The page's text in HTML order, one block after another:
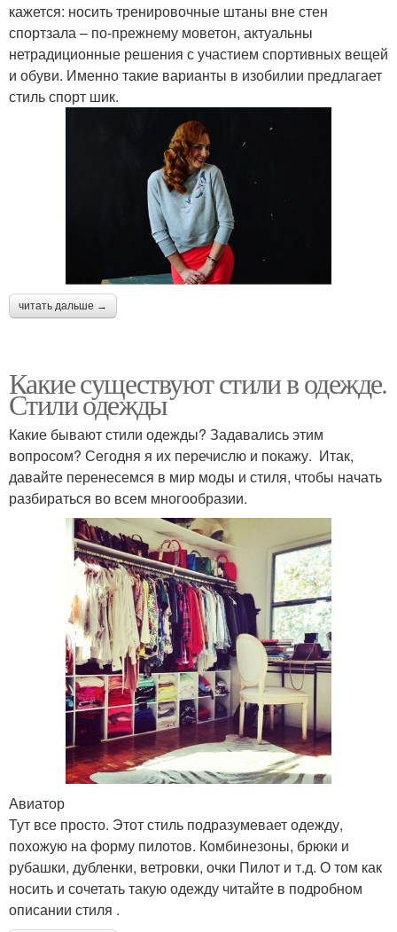
кажется: носить тренировочные штаны вне стен
спортзала – по-прежнему моветон, актуальны
нетрадиционные решения с участием спортивных вещей
и обуви. Именно такие варианты в изобилии предлагает
стиль спорт шик.
читать дальше →
Какие существуют стили в одежде.
Стили одежды
Какие бывают стили одежды? Задавались этим
вопросом? Сегодня я их перечислю и покажу. Итак,
давайте перенесемся в мир моды и стиля, чтобы начать
разбираться во всем многообразии.
Авиатор
Тут все просто. Этот стиль подразумевает одежду,
похожую на форму пилотов. Комбинезоны, брюки и
рубашки, дубленки, ветровки, очки Пилот и т.д. О том как
носить и сочетать такую одежду читайте в подробном
описании стиля .